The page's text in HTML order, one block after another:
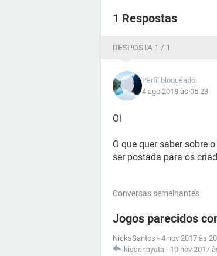
1 Respostas
RESPOSTA 1 / 1
Perfil bloqueado
4 ago 2018 às 05:23
Oi
O que quer saber sobre
ser postada para os
Conversas semelhantes
Jogos parecidos
NicksSantos - 4 nov 2017 às
kissehayata - 10 nov 2017